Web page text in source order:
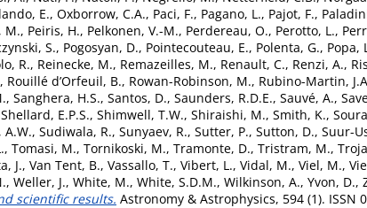
E., Oxborrow, C.A., Paci, F., Pagano, L., Pajot, F.,
M., Peiris, H., Pelkonen, V.-M., Perdereau, O., Perotto, L.,
S., Pogosyan, D., Pointecouteau, E., Polenta, G., Popa,
R., Reinecke, M., Remazeilles, M., Renault, C., Renzi, A.,
, Rouillé d’Orfeuil, B., Rowan-Robinson, M., Rubino-Martin,
, Sanghera, H.S., Santos, D., Saunders, R.D.E., Sauvé, A.,
Shellard, E.P.S., Shimwell, T.W., Shiraishi, M., Smith, K.,
A.W., Sudiwala, R., Sunyaev, R., Sutter, P., Sutton, D., Suur-
, Tomasi, M., Tornikoski, M., Tramonte, D., Tristram, M.,
J., Van Tent, B., Vassallo, T., Vibert, L., Vidal, M., Viel, M.,
, Weller, J., White, M., White, S.D.M., Wilkinson, A., Yvon, D.,
scientific results. Astronomy & Astrophysics, 594 (1). ISSN